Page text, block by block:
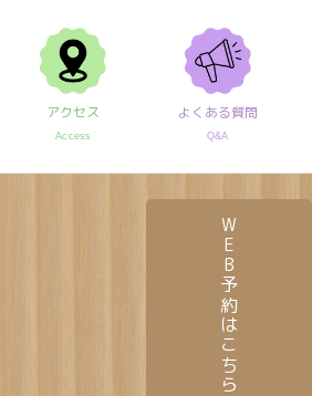
アクセス
Access
よくある質問
Q&A
WEB予約はこちら